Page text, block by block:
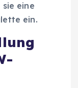
sie eine
ein.